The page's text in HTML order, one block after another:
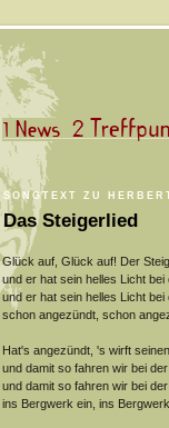
SONGTEXT ZU
Das Steigerlied
Glück auf, Glück auf! Der
und er hat sein helles Licht bei
und er hat sein helles Licht bei
schon angezündt, schon
Hat's angezündt, 's wirft
und damit so fahren wir bei
und damit so fahren wir bei
ins Bergwerk ein, ins